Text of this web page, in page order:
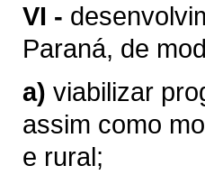
VI -
Paraná, de
a) viabilizar
assim como
e rural;